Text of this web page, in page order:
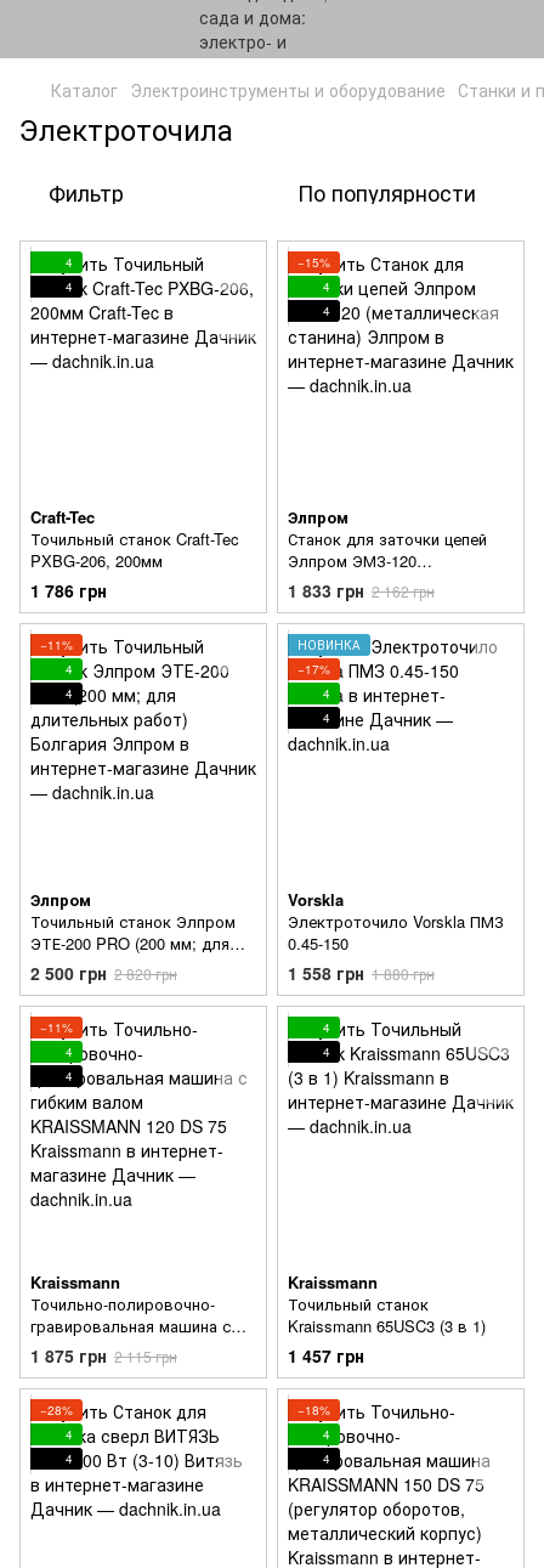
Каталог Электроинструменты и оборудование Станки и
Электроточила
Фильтр По популярности
4
4
Craft-Tec
Точильный станок Craft-Tec
PXBG-206, 200мм
1 786 грн
−15%
4
4
Элпром
Станок для заточки цепей
Элпром ЭМЗ-120
(металлическая станина)
1 833 грн 2 162 грн
−11%
4
4
Элпром
Точильный станок Элпром
ЭТЕ-200 PRO (200 мм; для
длительных работ) Болгария
2 500 грн 2 820 грн
НОВИНКА
−17%
4
4
Vorskla
Электроточило Vorskla ПМЗ
0.45-150
1 558 грн 1 880 грн
−11%
4
4
Kraissmann
Точильно-полировочно-
гравировальная машина с
гибким валом KRAISSMANN
120 DS 75
1 875 грн 2 115 грн
4
4
Kraissmann
Точильный станок
Kraissmann 65USC3 (3 в 1)
1 457 грн
−28%
4
4
−18%
4
4